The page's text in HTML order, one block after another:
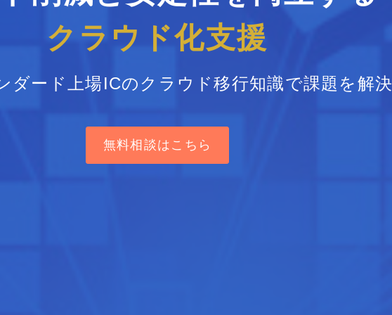
クラウド化支援
ダード上場ICのクラウド移行知識で課題を解決
無料相談はこちら